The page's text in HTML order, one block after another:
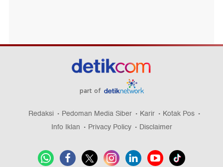
part of
Redaksi Pedoman Media Siber Karir
Kotak Pos
Info Iklan
Privacy Policy Disclaimer